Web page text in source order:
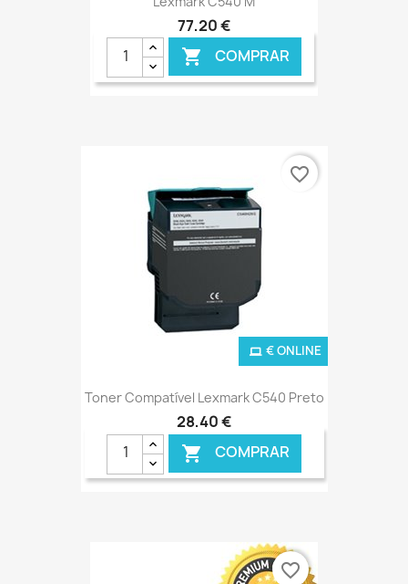
77,20 €
 COMPRAR
Toner Compatível Lexmark C540 Preto
28,40 €
 COMPRAR
€ ONLINE
favorite_border
favorite_border